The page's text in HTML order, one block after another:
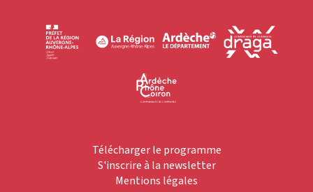
Télécharger le programme
S'inscrire à la newsletter
Mentions légales